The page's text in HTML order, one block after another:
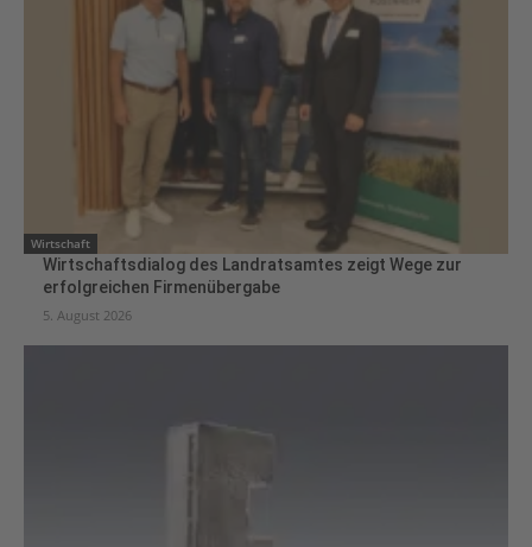
Wirtschaft
Wirtschaftsdialog des Landratsamtes zeigt Wege zur
erfolgreichen Firmenübergabe
5. August 2026